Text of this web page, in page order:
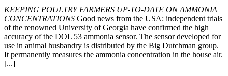
KEEPING POULTRY FARMERS UP-TO-DATE ON AMMONIA
CONCENTRATIONS Good news from the USA: independent trials
of the renowned University of Georgia have confirmed the high
accuracy of the DOL 53 ammonia sensor. The sensor developed for
use in animal husbandry is distributed by the Big Dutchman group.
It permanently measures the ammonia concentration in the house air.
[...]